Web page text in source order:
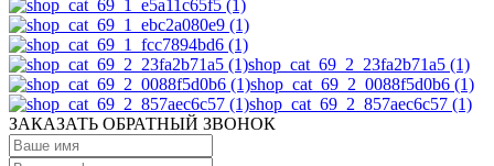
shop_cat_69_2_23fa2b71a5 (1)
shop_cat_69_2_0088f5d0b6 (1)
shop_cat_69_2_857aec6c57 (1)
ЗАКАЗАТЬ ОБРАТНЫЙ ЗВОНОК